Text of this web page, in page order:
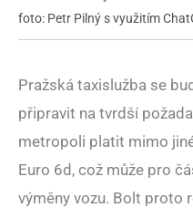
foto: Petr Pilný s využitím
Pražská taxislužba se
připravit na tvrdší
metropoli platit mimo
Euro 6d, což může pro
výměny vozu. Bolt proto